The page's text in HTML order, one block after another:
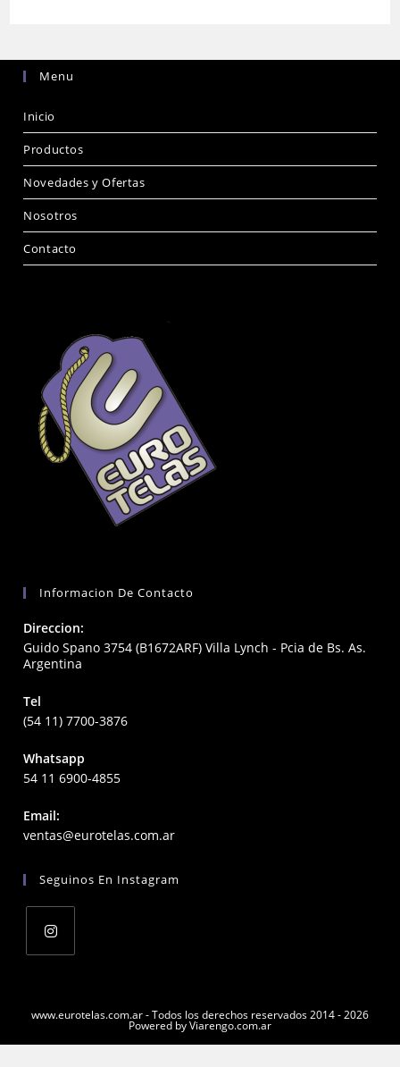
Menu
Inicio
Productos
Novedades y Ofertas
Nosotros
Contacto
Informacion De Contacto
Direccion:
Guido Spano 3754 (B1672ARF) Villa Lynch - Pcia de Bs. As.
Argentina
Tel
(54 11) 7700-3876
Whatsapp
54 11 6900-4855
Email:
ventas@eurotelas.com.arOpens
application
Seguinos En Instagram
awww.eurotelas.com.ar - Todos los derechos reservados 2014 - 2026
Powered by Viarengo.com.ar